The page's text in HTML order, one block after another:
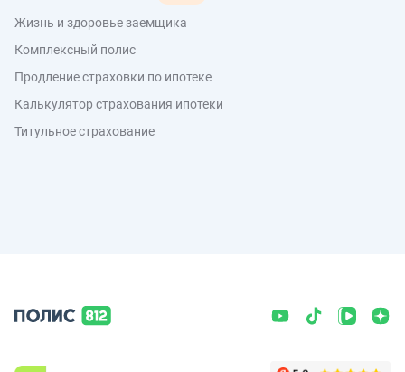
Жизнь и здоровье заемщика
Комплексный полис
Продление страховки по ипотеке
Калькулятор страхования ипотеки
Титульное страхование